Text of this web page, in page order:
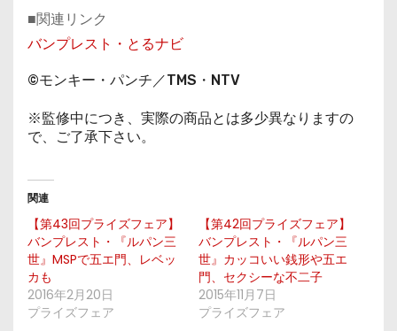
■関連リンク
バンプレスト・とるナビ
©モンキー・パンチ／TMS・NTV
※監修中につき、実際の商品とは多少異なりますの
で、ご了承下さい。
関連
【第43回プライズフェア】
バンプレスト・『ルパン三
世』MSPで五エ門、レベッ
カも
2016年2月20日
プライズフェア
【第42回プライズフェア】
バンプレスト・『ルパン三
世』カッコいい銭形や五エ
門、セクシーな不二子
2015年11月7日
プライズフェア